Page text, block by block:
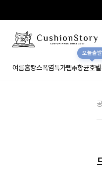
여름홈캉스폭염특가템❄️항균호
오늘출발